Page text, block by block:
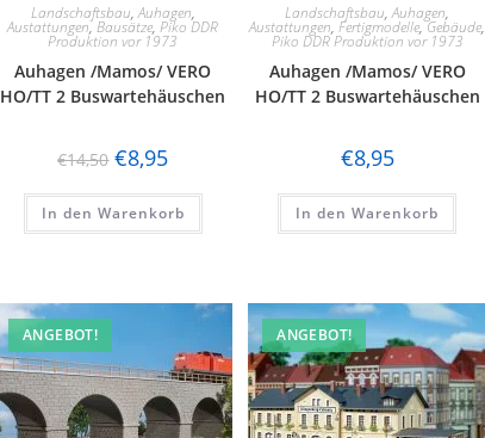
Landschaftsbau,Auhagen,
Austattungen,Bausätze,Piko DDR
Produktion vor 1973
Auhagen /Mamos/ VERO
HO/TT 2 Buswartehäuschen
€14,50 €8,95
In den Warenkorb
Landschaftsbau,Auhagen,
Austattungen,Fertigmodelle,Gebäude,
Piko DDR Produktion vor 1973
Auhagen /Mamos/ VERO
HO/TT 2 Buswartehäuschen
€8,95
In den Warenkorb
ANGEBOT! ANGEBOT!